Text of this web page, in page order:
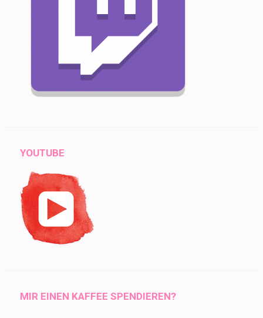
YOUTUBE
MIR EINEN KAFFEE SPENDIEREN?